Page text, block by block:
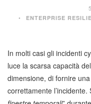
ENTERPRISE
In molti casi gli incidenti
luce la scarsa capacità
dimensione, di fornire
correttamente